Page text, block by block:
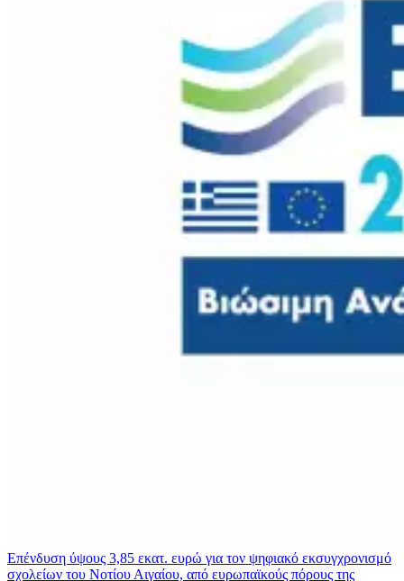
Επένδυση ύψους 3,85 εκατ. ευρώ για τον ψηφιακό εκσυγχρονισμό
σχολείων του Νοτίου Αιγαίου, από ευρωπαϊκούς πόρους της